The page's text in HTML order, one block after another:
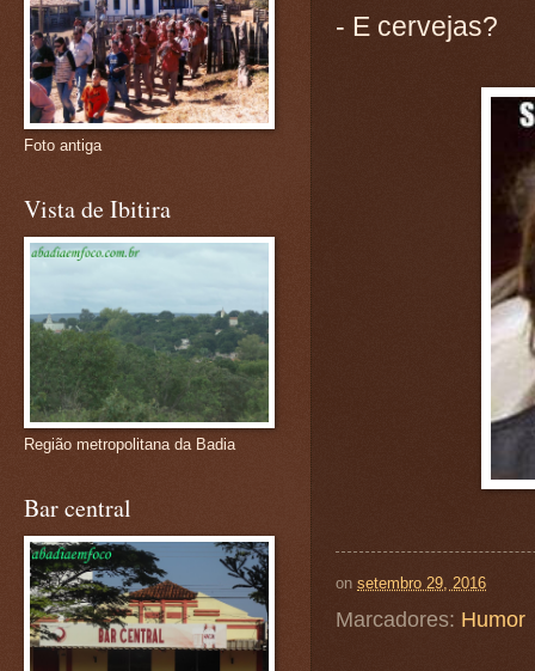
- E cervejas?
on setembro 29, 2016
Marcadores: Humor
Foto antiga
Vista de Ibitira
Região metropolitana da Badia
Bar central